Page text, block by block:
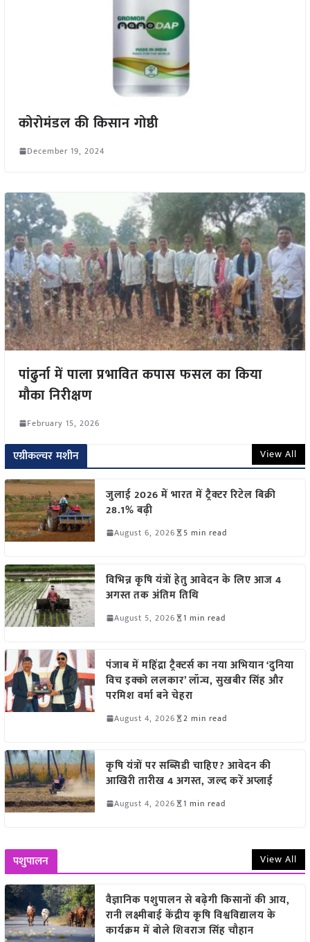
कोरोमंडल की किसान गोष्ठी
December 19, 2024
पांढुर्ना में पाला प्रभावित कपास फसल का किया
मौका निरीक्षण
February 15, 2026
एग्रीकल्चर मशीन View All
जुलाई 2026 में भारत में ट्रैक्टर रिटेल बिक्री
28.1% बढ़ी
August 6, 2026 5 min read
विभिन्न कृषि यंत्रों हेतु आवेदन के लिए आज 4
अगस्त तक अंतिम तिथि
August 5, 2026 1 min read
पंजाब में महिंद्रा ट्रैक्टर्स का नया अभियान ‘दुनिया
विच इक्को ललकार’ लॉन्च, सुखबीर सिंह और
परमिश वर्मा बने चेहरा
August 4, 2026 2 min read
कृषि यंत्रों पर सब्सिडी चाहिए? आवेदन की
आखिरी तारीख 4 अगस्त, जल्द करें अप्लाई
August 4, 2026 1 min read
पशुपालन View All
वैज्ञानिक पशुपालन से बढ़ेगी किसानों की आय,
रानी लक्ष्मीबाई केंद्रीय कृषि विश्वविद्यालय के
कार्यक्रम में बोले शिवराज सिंह चौहान